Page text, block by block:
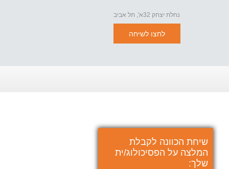
נחלת יצחק 32א', תל אביב
לחצו לשיחה
שיחת הכוונה לקבלת
המלצה על הפסיכולוג/ית
שלך: